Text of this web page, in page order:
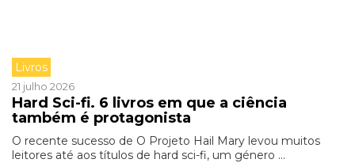
Livros
21 julho 2026
Hard Sci-fi. 6 livros em que a ciência
também é protagonista
O recente sucesso de O Projeto Hail Mary levou muitos
leitores até aos títulos de hard sci-fi, um género ...